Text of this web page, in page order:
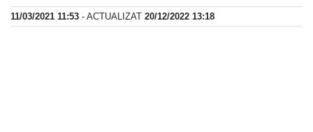
11/03/2021 11:53 - ACTUALIZAT 20/12/2022 13:18